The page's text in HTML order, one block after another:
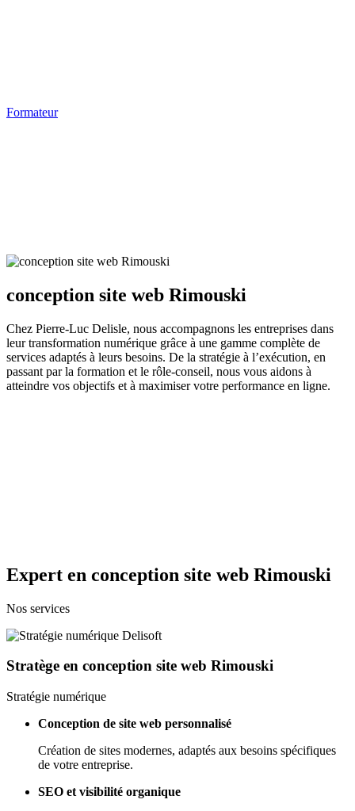
Formateur
conception site web Rimouski
Chez Pierre-Luc Delisle, nous accompagnons les entreprises dans
leur transformation numérique grâce à une gamme complète de
services adaptés à leurs besoins. De la stratégie à l’exécution, en
passant par la formation et le rôle-conseil, nous vous aidons à
atteindre vos objectifs et à maximiser votre performance en ligne.
Expert en conception site web Rimouski
Nos services
Stratège en conception site web Rimouski
Stratégie numérique
Conception de site web personnalisé
Création de sites modernes, adaptés aux besoins spécifiques
de votre entreprise.
SEO et visibilité organique